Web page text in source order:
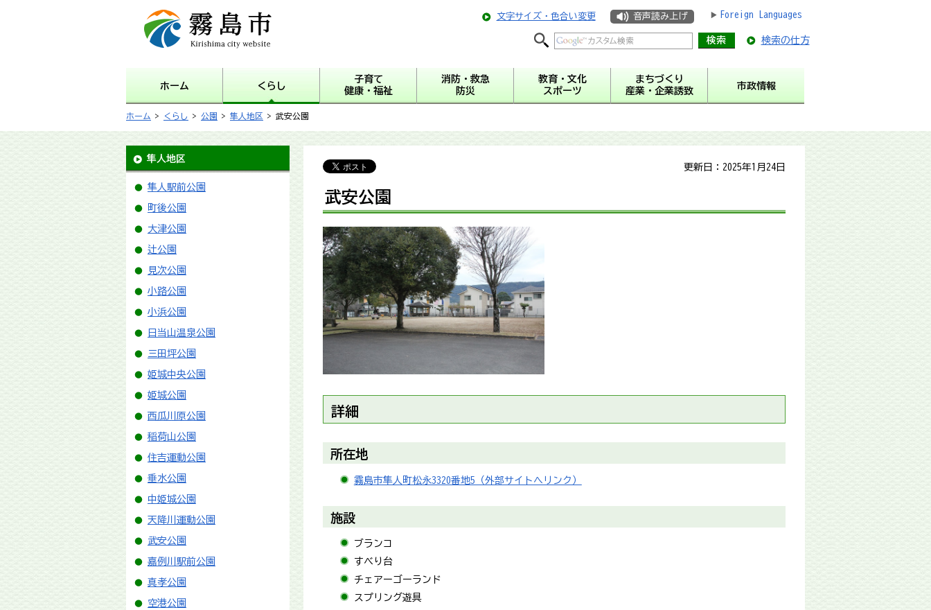
霧島市 Kirishima city
website
文字サイズ・色合い変更 音声読み上げ Foreign Languages
検索の仕方
ホーム くらし
子育て
健康・福祉
消防・救急
防災
教育・文化
スポーツ
まちづくり
産業・企業誘致
市政情報
ホーム > くらし > 公園 > 隼人地区 > 武安公園
隼人地区
隼人駅前公園
町後公園
大津公園
辻公園
見次公園
小路公園
小浜公園
日当山温泉公園
三田坪公園
姫城中央公園
姫城公園
西瓜川原公園
稲荷山公園
住吉運動公園
垂水公園
中姫城公園
天降川運動公園
武安公園
嘉例川駅前公園
真孝公園
空港公園
更新日：2025年1月24日
武安公園
詳細
所在地
霧島市隼人町松永3320番地5（外部サイトへリンク）
施設
ブランコ
すべり台
チェアーゴーランド
スプリング遊具